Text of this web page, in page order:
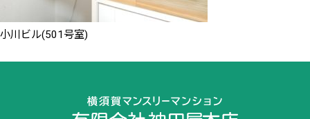
小川ビル(501号室)